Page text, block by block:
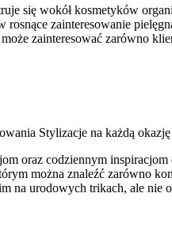
się wokół kosmetyków
zainteresowanie
zainteresować
Stylizacje na każdą okazję
oraz codziennym
można znaleźć zarówno
na urodowych trikach, ale